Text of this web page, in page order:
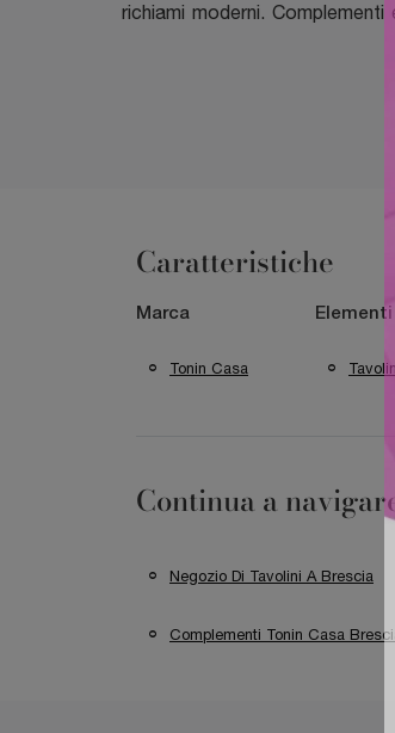
richiami moderni.
Caratteristiche
Marca
Tonin Casa
Elementi
Continua a
Negozio Di Tavolini A Brescia
Complementi Tonin Casa